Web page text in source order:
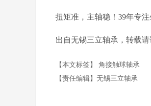
扭矩准，主轴稳！39年专
出自无锡三立轴承，转载
【本文标签】 角接触球轴承
【责任编辑】 无锡三立轴承